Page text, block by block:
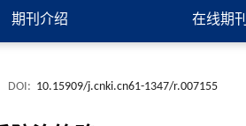
期刊介绍 在线期刊
DOI: 10.15909/j.cnki.cn61-1347/r.007155